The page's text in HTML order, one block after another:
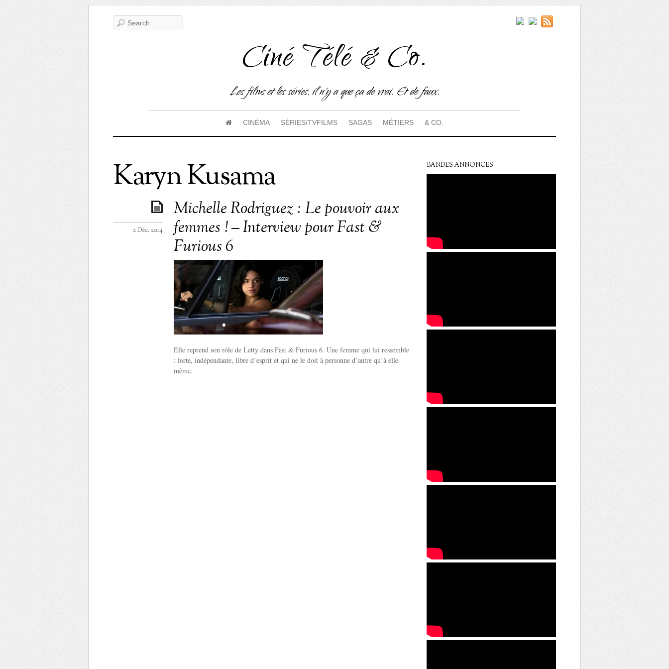
Ciné Télé & Co.
Les films et les séries, il n'y a que ça de vrai. Et de faux.
CINÉMA SÉRIES/TVFILMS SAGAS MÉTIERS & CO.
Karyn Kusama
Michelle Rodriguez : Le pouvoir aux
femmes ! – Interview pour Fast &
Furious 6
2 Déc. 2014
Elle reprend son rôle de Letty dans Fast & Furious 6. Une femme qui lui ressemble
: forte, indépendante, libre d’esprit et qui ne le doit à personne d’autre qu’à elle-
même.
BANDES ANNONCES